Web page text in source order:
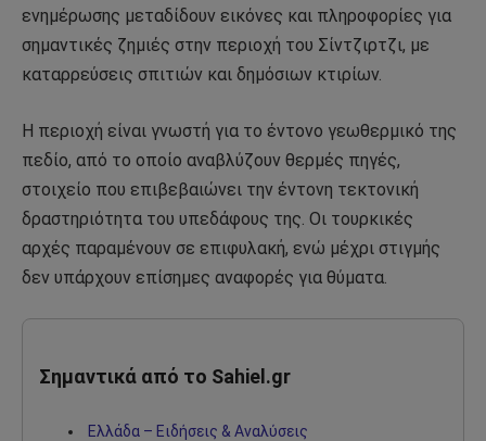
ενημέρωσης μεταδίδουν εικόνες και πληροφορίες για
σημαντικές ζημιές στην περιοχή του Σίντζιρτζι, με
καταρρεύσεις σπιτιών και δημόσιων κτιρίων.
Η περιοχή είναι γνωστή για το έντονο γεωθερμικό της
πεδίο, από το οποίο αναβλύζουν θερμές πηγές,
στοιχείο που επιβεβαιώνει την έντονη τεκτονική
δραστηριότητα του υπεδάφους της. Οι τουρκικές
αρχές παραμένουν σε επιφυλακή, ενώ μέχρι στιγμής
δεν υπάρχουν επίσημες αναφορές για θύματα.
Σημαντικά από το Sahiel.gr
Ελλάδα – Ειδήσεις & Αναλύσεις